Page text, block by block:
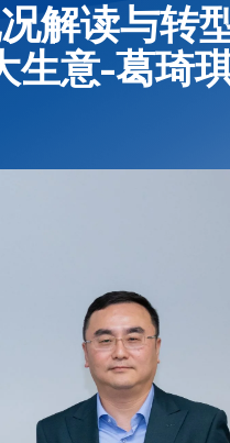
解读与转
生意-葛琦